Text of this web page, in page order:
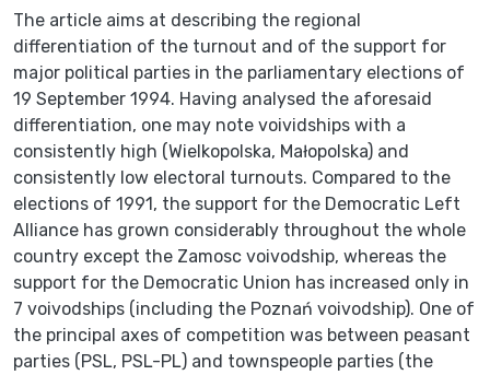
The article aims at describing the regional
differentiation of the turnout and of the support for
major political parties in the parliamentary elections of
19 September 1994. Having analysed the aforesaid
differentiation, one may note voividships with a
consistently high (Wielkopolska, Małopolska) and
consistently low electoral turnouts. Compared to the
elections of 1991, the support for the Democratic Left
Alliance has grown considerably throughout the whole
country except the Zamosc voivodship, whereas the
support for the Democratic Union has increased only in
7 voivodships (including the Poznań voivodship). One of
the principal axes of competition was between peasant
parties (PSL, PSL-PL) and townspeople parties (the